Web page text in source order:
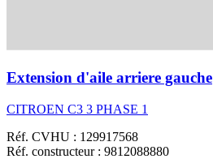
Extension d'aile arriere gauche
CITROEN C3 3 PHASE 1
Réf. CVHU : 129917568
Réf. constructeur : 9812088880